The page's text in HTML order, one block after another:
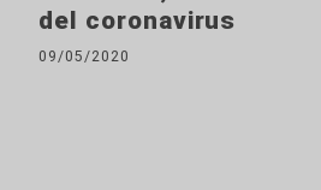
del coronavirus
09/05/2020